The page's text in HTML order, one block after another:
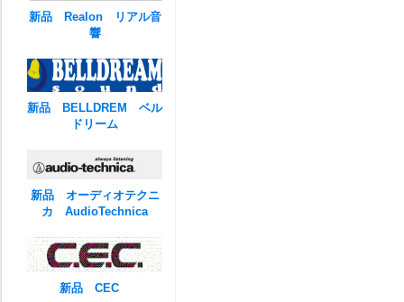
新品 Realon リアル音
響
新品 BELLDREM ベル
ドリーム
新品 オーディオテクニ
カ AudioTechnica
新品 CEC